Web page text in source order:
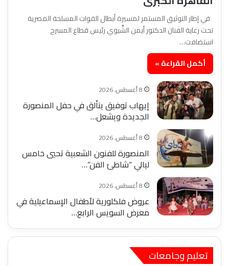
في إطار التوثيق المستمر لمسيرة أبطال القوات المسلحة المصرية
تحت رعاية الفنان الدكتور أيمن الشِّيوي رئيس قطاع المسرح
استضافت…
أكمل القراءة »
8 أغسطس، 2026
إيهاب توفيق يتألق في حفل المنصورة
الجديدة ويشعل…
8 أغسطس، 2026
المنصورة للفنون الشعبية تحيي خامس
ليالي “شاطئ الفن”…
8 أغسطس، 2026
عروض فلكلورية لأطفال الإسماعيلية في
معرض السويس الرابع…
تعليم وجامعات